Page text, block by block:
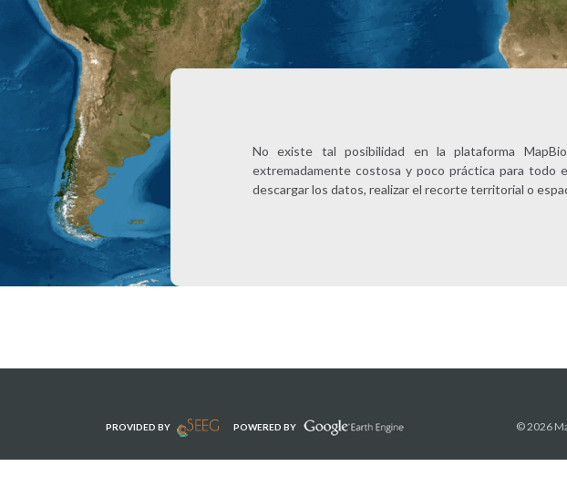
No existe tal posibilidad en la plataforma
extremadamente costosa y poco práctica para todo
descargar los datos, realizar el recorte territorial o
PROVIDED BY POWERED BY © 2026